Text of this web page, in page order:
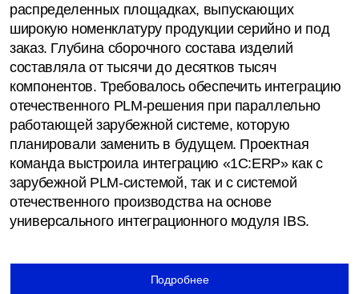
распределенных площадках, выпускающих
широкую номенклатуру продукции серийно и под
заказ. Глубина сборочного состава изделий
составляла от тысячи до десятков тысяч
компонентов. Требовалось обеспечить интеграцию
отечественного PLM-решения при параллельно
работающей зарубежной системе, которую
планировали заменить в будущем. Проектная
команда выстроила интеграцию «1С:ERP» как с
зарубежной PLM-системой, так и с системой
отечественного производства на основе
универсального интеграционного модуля IBS.
Подробнее